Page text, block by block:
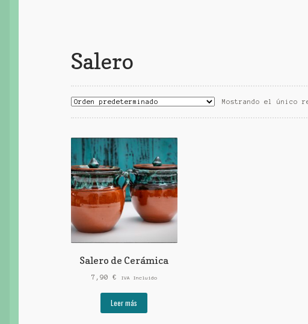
Salero
Mostrando el único
Salero de Cerámica
7,90 € IVA Incluido
Leer más